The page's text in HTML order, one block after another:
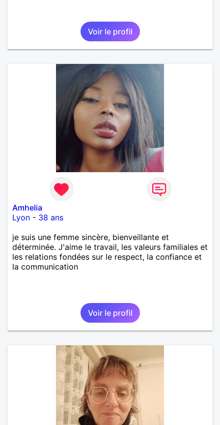
Voir le profil
Amhelia
Lyon - 38 ans
je suis une femme sincère, bienveillante et
déterminée. J'aime le travail, les valeurs familiales et
les relations fondées sur le respect, la confiance et
la communication
Voir le profil